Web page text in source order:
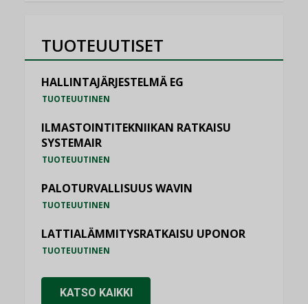
TUOTEUUTISET
HALLINTAJÄRJESTELMÄ EG
TUOTEUUTINEN
ILMASTOINTITEKNIIKAN RATKAISU
SYSTEMAIR
TUOTEUUTINEN
PALOTURVALLISUUS WAVIN
TUOTEUUTINEN
LATTIALÄMMITYSRATKAISU UPONOR
TUOTEUUTINEN
KATSO KAIKKI